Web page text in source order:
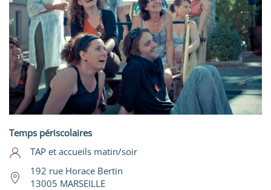
Temps périscolaires
TAP et accueils matin/soir
192 rue Horace Bertin
13005 MARSEILLE